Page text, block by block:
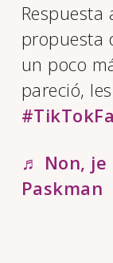
Respuesta
propuesta
un poco
pareció,
♬ Non, je
Paskman